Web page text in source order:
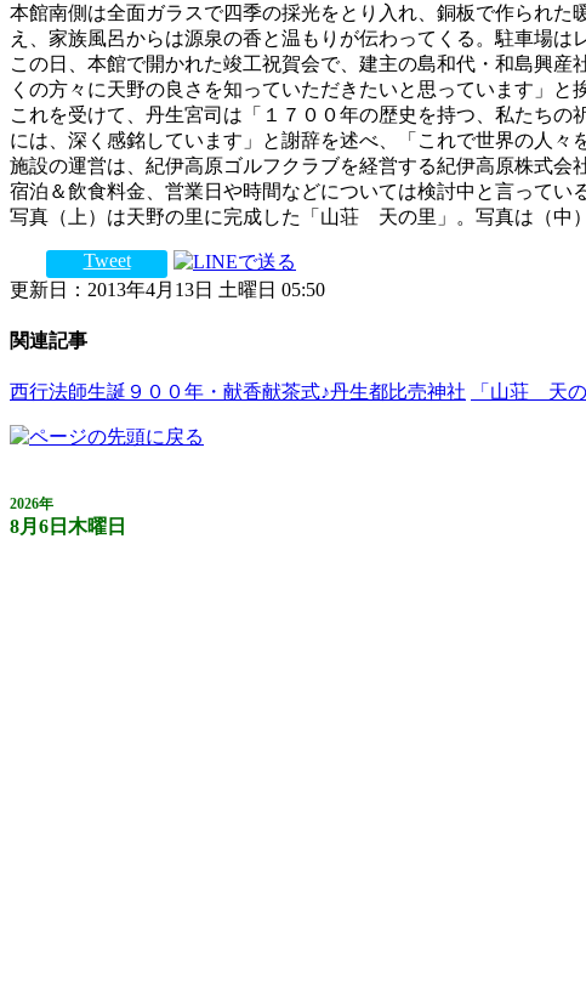
本館南側は全面ガラスで四季の採光をとり入れ、銅板で作られ
え、家族風呂からは源泉の香と温もりが伝わってくる。駐車場
この日、本館で開かれた竣工祝賀会で、建主の島和代・和島興
くの方々に天野の良さを知っていただきたいと思っています」と
これを受けて、丹生宮司は「１７００年の歴史を持つ、私たち
には、深く感銘しています」と謝辞を述べ、「これで世界の人々
施設の運営は、紀伊高原ゴルフクラブを経営する紀伊高原株式
宿泊＆飲食料金、営業日や時間などについては検討中と言っている
写真（上）は天野の里に完成した「山荘 天の里」。写真は（中
Tweet
更新日：2013年4月13日 土曜日 05:50
関連記事
西行法師生誕９００年・献香献茶式♪丹生都比売神社 「山荘 天
2026年
8月6日木曜日